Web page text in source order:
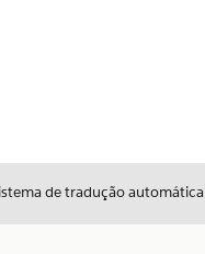
de tradução